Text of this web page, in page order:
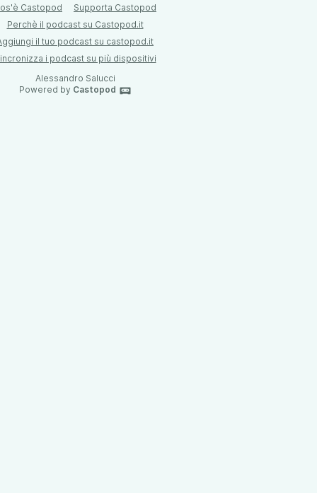
Castopod
Supporta Castopod
Perchè il podcast su Castopod.it
il tuo podcast su castopod.it
i podcast su più dispositivi
Alessandro Salucci
Powered by Castopod